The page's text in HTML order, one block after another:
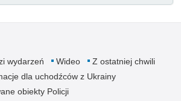
wydarzeń Wideo
Z ostatniej chwili
dla uchodźców z Ukrainy
obiekty Policji